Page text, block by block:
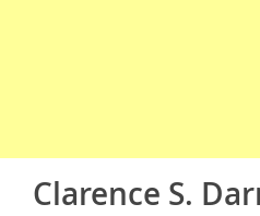
Clarence S.